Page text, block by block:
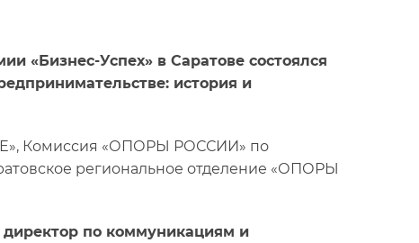
«Бизнес-Успех» в Саратове состоялся
история и
Комиссия «ОПОРЫ РОССИИ» по
региональное отделение «ОПОРЫ
директор по коммуникациям и